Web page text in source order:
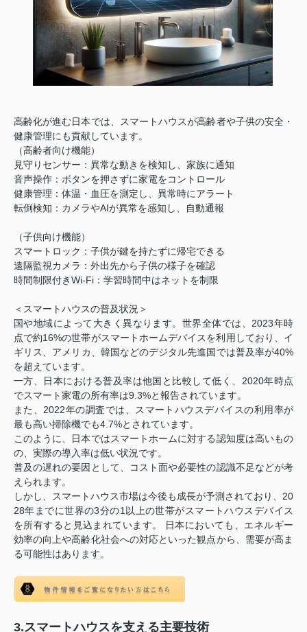
高齢化が進む日本では、スマートハウスが高齢者や子供の安全・
健康管理にも貢献しています。
（高齢者向け機能）
見守りセンサー：異常な動きを検知し、家族に通知
音声操作：ボタンを押さずに家電をコントロール
健康管理：体温・血圧を測定し、異常時にアラート
転倒検知：カメラやAIが異常を感知し、自動通報
（子供向け機能）
スマートロック：子供が鍵を持たずに帰宅できる
遠隔監視カメラ：外出先から子供の様子を確認
時間制限付きWi-Fi：学習時間中はネットを制限
＜スマートハウスの普及状況＞
国や地域によって大きく異なります。世界全体では、2023年時
点で約16%の世帯がスマートホームデバイスを利用しており、イ
ギリス、アメリカ、韓国などのデジタル先進国では普及率が40%
を超えています。
一方、日本における普及率は他国と比較して低く、2020年時点
でスマート家電の所有率は9.3%と報告されています。
また、2022年の調査では、スマートハウスデバイスの利用率が
最も高い掃除機でも4.7%とされています。
このように、日本ではスマートホームに対する認知度は高いもの
の、実際の導入率は低い状況です。
普及の遅れの要因として、コスト面や必要性の認識不足などが考
えられます。
しかし、スマートハウス市場は今後も成長が予測されており、20
28年までに世界の3分の1以上の世帯がスマートハウスデバイス
を所有すると見込まれています。 日本においても、エネルギー
効率の向上や高齢化社会への対応といった観点から、需要が高ま
る可能性はあります。
3.スマートハウスを支える主要技術